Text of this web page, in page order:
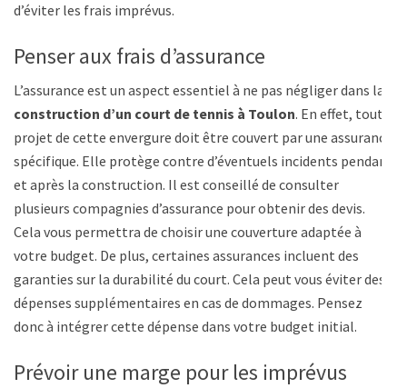
d’éviter les frais imprévus.
Penser aux frais d’assurance
L’assurance est un aspect essentiel à ne pas négliger dans la
construction d’un court de tennis à Toulon. En effet, tout
projet de cette envergure doit être couvert par une assurance
spécifique. Elle protège contre d’éventuels incidents pendant
et après la construction. Il est conseillé de consulter
plusieurs compagnies d’assurance pour obtenir des devis.
Cela vous permettra de choisir une couverture adaptée à
votre budget. De plus, certaines assurances incluent des
garanties sur la durabilité du court. Cela peut vous éviter des
dépenses supplémentaires en cas de dommages. Pensez
donc à intégrer cette dépense dans votre budget initial.
Prévoir une marge pour les imprévus